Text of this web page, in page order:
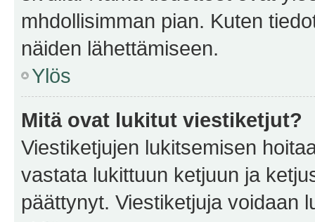
mhdollisimman pian. Kuten
näiden lähettämiseen.
Ylös
Mitä ovat lukitut viestiketjut?
Viestiketjujen lukitsemisen
vastata lukittuun ketjuun ja
päättynyt. Viestiketjuja voidaan